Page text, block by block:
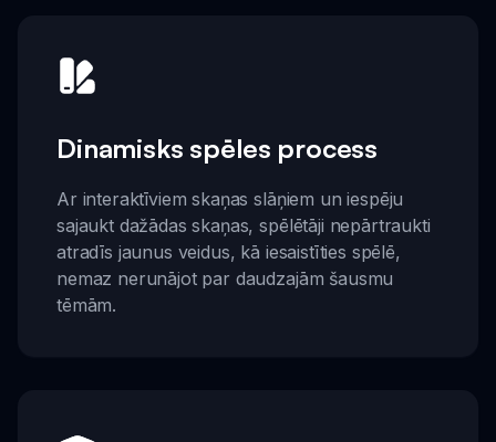
Dinamisks spēles process
Ar interaktīviem skaņas slāņiem un iespēju
sajaukt dažādas skaņas, spēlētāji nepārtraukti
atradīs jaunus veidus, kā iesaistīties spēlē,
nemaz nerunājot par daudzajām šausmu
tēmām.